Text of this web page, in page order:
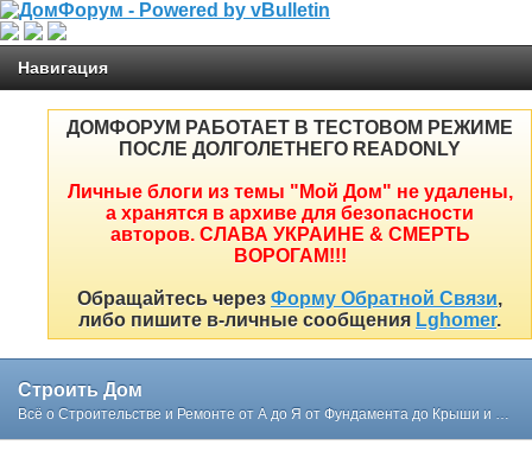
Навигация
ДОМФОРУМ РАБОТАЕТ В ТЕСТОВОМ РЕЖИМЕ
ПОСЛЕ ДОЛГОЛЕТНЕГО READONLY
Личные блоги из темы "Мой Дом" не удалены,
а хранятся в архиве для безопасности
авторов. СЛАВА УКРАИНЕ & СМЕРТЬ
ВОРОГАМ!!!
Обращайтесь через Форму Обратной Связи,
либо пишите в-личные сообщения Lghomer.
Строить Дом
Всё о Строительстве и Ремонте от А до Я от Фундамента до Крыши и Интерьера простым и понятным языком в реальных примерах и советах нашего форума